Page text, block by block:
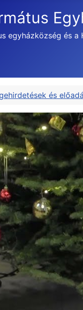
egyházközség és a
és